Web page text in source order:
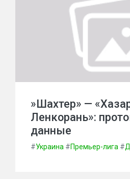
»Шахтер» —
Ленкорань»:
данные
#Украина #Премьер-лига #